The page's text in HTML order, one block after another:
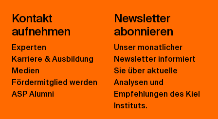
Kontakt
aufnehmen
Experten
Karriere & Ausbildung
Medien
Fördermitglied werden
ASP Alumni
Newsletter
abonnieren
Unser monatlicher
Newsletter informiert
Sie über aktuelle
Analysen und
Empfehlungen des Kiel
Instituts.